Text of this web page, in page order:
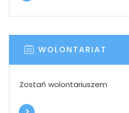
WOLONTARIAT
Zostań wolontariuszem